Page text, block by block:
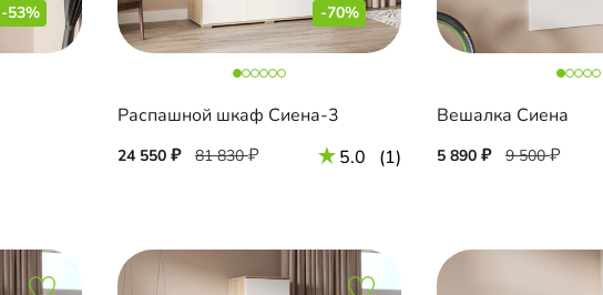
-53% -70%
Распашной шкаф Сиена-3
24 550 81 830 5.0 (1)
Вешалка Сиена
5 890 9 500